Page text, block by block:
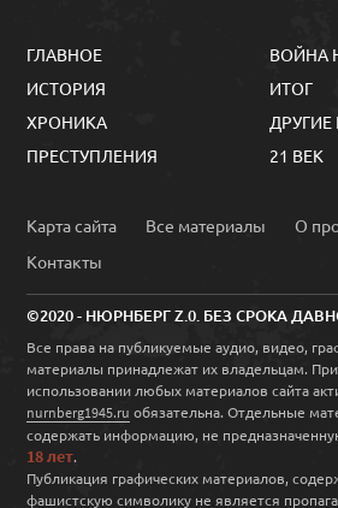
ГЛАВНОЕ
ИСТОРИЯ
ХРОНИКА
ПРЕСТУПЛЕНИЯ
ВОЙНА
ИТОГ
21 ВЕК
Карта сайта Все материалы
О
Контакты
©2020 - НЮРНБЕРГ Z.0. БЕЗ СРОКА
Все права на публикуемые аудио, видео,
материалы принадлежат их владельцам.
использовании любых материалов сайта
nurnberg1945.ru обязательна. Отдельные
содержать информацию, не
18 лет.
Публикация графических материалов,
фашистскую символику не является